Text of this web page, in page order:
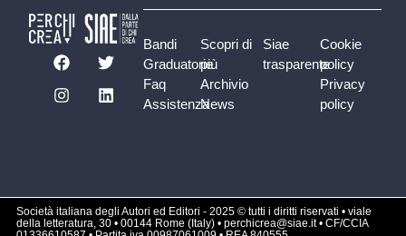
Bandi
Graduatorie
Faq
Assistenza
Scopri di
più
Archivio
News
Siae
trasparente
Cookie
policy
Privacy
policy
Società italiana degli Autori ed Editori - 2025 © tutti i diritti riservati • viale
della letteratura, 30 • 00144 Rome (Italy) • perchicrea@siae.it • CF/CCIA